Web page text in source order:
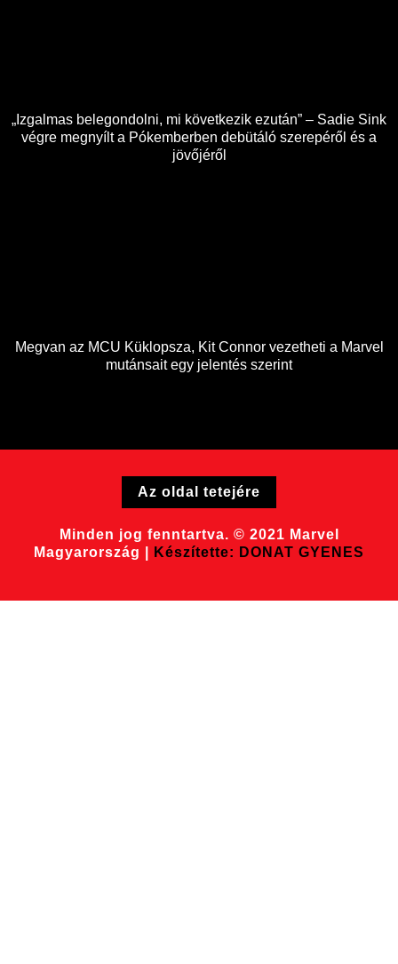
„Izgalmas belegondolni, mi következik ezután” – Sadie Sink
végre megnyílt a Pókemberben debütáló szerepéről és a
jövőjéről
Megvan az MCU Küklopsza, Kit Connor vezetheti a Marvel
mutánsait egy jelentés szerint
Minden jog fenntartva. © 2021 Marvel
Magyarország |
Készítette: DONAT GYENES
Az oldal tetejére